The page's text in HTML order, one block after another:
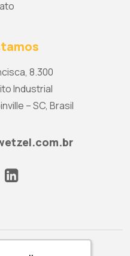
8.300
Industrial
– SC, Brasil